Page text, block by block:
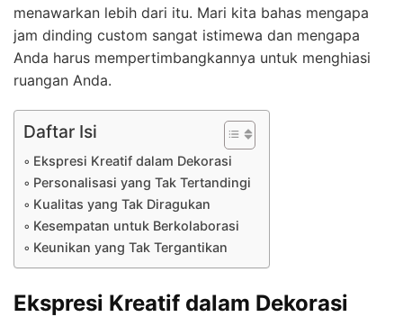
menawarkan lebih dari itu. Mari kita bahas mengapa
jam dinding custom sangat istimewa dan mengapa
Anda harus mempertimbangkannya untuk menghiasi
ruangan Anda.
Daftar Isi
Ekspresi Kreatif dalam Dekorasi
Personalisasi yang Tak Tertandingi
Kualitas yang Tak Diragukan
Kesempatan untuk Berkolaborasi
Keunikan yang Tak Tergantikan
Ekspresi Kreatif dalam Dekorasi